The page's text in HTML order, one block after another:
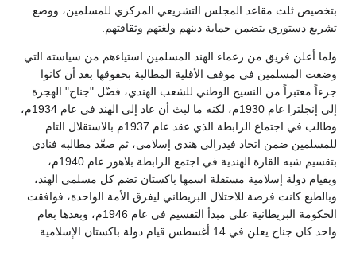
بتخصيص ثلث مقاعد المجلس التشريعي المركزي للمسلمين، ووضع
تشريع دستوري يتضمن حماية دينهم ولغتهم وثقافتهم.
ولما أعلن فريق من زعماء الهند المسلمين استياءهم من سياسته التي
وضعت المسلمين في موقف الأقلية المطالبة بحقوقها بعد أن كانوا
جزءاً معتبراً من النسيج الوطني للشعب الهندي، فضّل "جناح" الهجرة
إلى إنجلترا عام 1930م، لكنه ما لبث أن عاد إلى الهند في عام 1934م،
وطالب في اجتماع الرابطة الذي عقد عام 1937م بالاستقلال التام
للمسلمين ضمن اتحاد فيدرالي هندي إسلامي، ثم صعّد مطالبه فنادى
بتقسيم شبه القارة الهندية في اجتمع الرابطة بلاهور عام 1940م،
وبقيام دولة إسلامية مستقلة اسمها باكستان تضم كل مسلمي الهند،
وبالطبع كانت فرصة للاحتلال البريطاني ليفرق الأمة الواحدة، فوافقت
الحكومة البريطانية على مبدأ التقسيم في عام 1946م، وبعدها بعام
واحد كان جناح يعلن في 14 أغسطس قيام دولة باكستان الإسلامية.